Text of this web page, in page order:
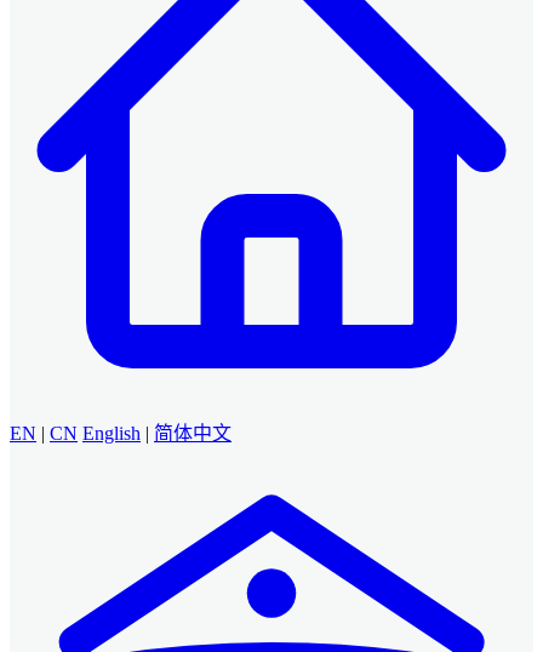
EN | CN English | 简体中文